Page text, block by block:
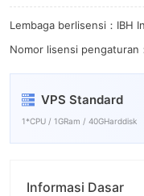
Lembaga berlisensi：IBH
Nomor lisensi pengaturan
VPS Standard
1*CPU / 1GRam / 40GHarddisk
Informasi Dasar